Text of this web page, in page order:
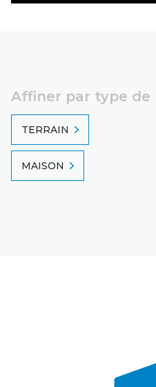
Affiner par type de
TERRAIN
MAISON